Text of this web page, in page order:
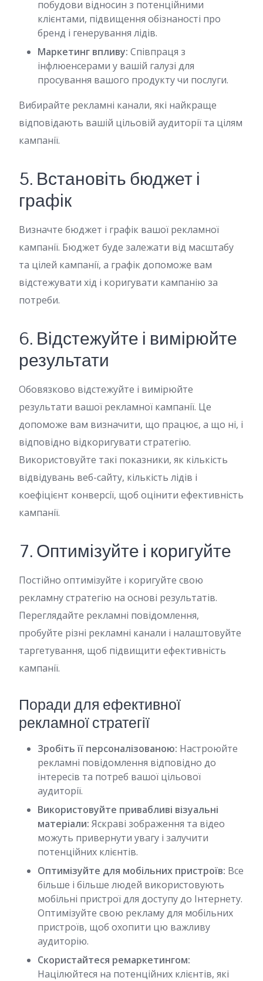
побудови відносин з потенційними
клієнтами, підвищення обізнаності про
бренд і генерування лідів.
Маркетинг впливу: Співпраця з
інфлюенсерами у вашій галузі для
просування вашого продукту чи послуги.
Вибирайте рекламні канали, які найкраще
відповідають вашій цільовій аудиторії та цілям
кампанії.
5. Встановіть бюджет і
графік
Визначте бюджет і графік вашої рекламної
кампанії. Бюджет буде залежати від масштабу
та цілей кампанії, а графік допоможе вам
відстежувати хід і коригувати кампанію за
потреби.
6. Відстежуйте і вимірюйте
результати
Обовязково відстежуйте і вимірюйте
результати вашої рекламної кампанії. Це
допоможе вам визначити, що працює, а що ні, і
відповідно відкоригувати стратегію.
Використовуйте такі показники, як кількість
відвідувань веб-сайту, кількість лідів і
коефіцієнт конверсії, щоб оцінити ефективність
кампанії.
7. Оптимізуйте і коригуйте
Постійно оптимізуйте і коригуйте свою
рекламну стратегію на основі результатів.
Переглядайте рекламні повідомлення,
пробуйте різні рекламні канали і налаштовуйте
таргетування, щоб підвищити ефективність
кампанії.
Поради для ефективної
рекламної стратегії
Зробіть її персоналізованою: Настроюйте
рекламні повідомлення відповідно до
інтересів та потреб вашої цільової
аудиторії.
Використовуйте привабливі візуальні
матеріали: Яскраві зображення та відео
можуть привернути увагу і залучити
потенційних клієнтів.
Оптимізуйте для мобільних пристроїв: Все
більше і більше людей використовують
мобільні пристрої для доступу до Інтернету.
Оптимізуйте свою рекламу для мобільних
пристроїв, щоб охопити цю важливу
аудиторію.
Скористайтеся ремаркетингом:
Націлюйтеся на потенційних клієнтів, які